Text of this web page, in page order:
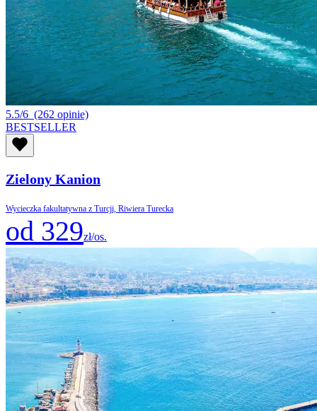
5.5/6 (262 opinie)
BESTSELLER
Zielony Kanion
Wycieczka fakultatywna z Turcji, Riwiera Turecka
od 329zł/os.